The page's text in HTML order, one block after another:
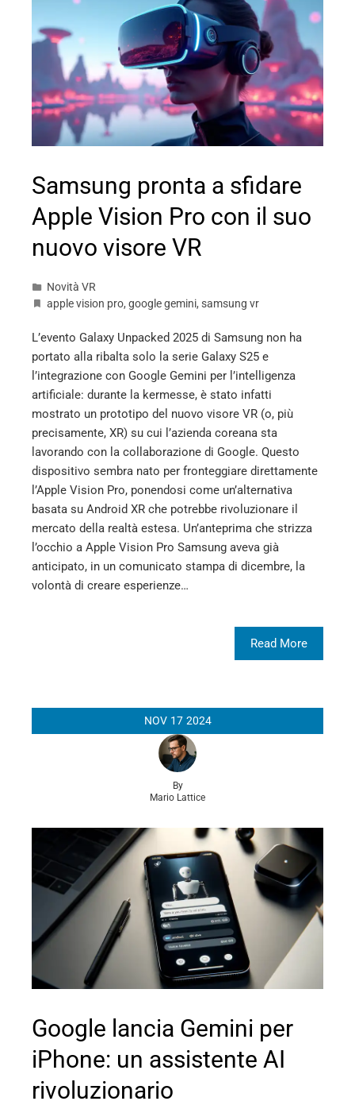
Samsung pronta a sfidare
Apple Vision Pro con il suo
nuovo visore VR
Novità VR
apple vision pro, google gemini, samsung vr
L’evento Galaxy Unpacked 2025 di Samsung non ha
portato alla ribalta solo la serie Galaxy S25 e
l’integrazione con Google Gemini per l’intelligenza
artificiale: durante la kermesse, è stato infatti
mostrato un prototipo del nuovo visore VR (o, più
precisamente, XR) su cui l’azienda coreana sta
lavorando con la collaborazione di Google. Questo
dispositivo sembra nato per fronteggiare direttamente
l’Apple Vision Pro, ponendosi come un’alternativa
basata su Android XR che potrebbe rivoluzionare il
mercato della realtà estesa. Un’anteprima che strizza
l’occhio a Apple Vision Pro Samsung aveva già
anticipato, in un comunicato stampa di dicembre, la
volontà di creare esperienze…
Read More
NOV 17 2024
By
Mario Lattice
Google lancia Gemini per
iPhone: un assistente AI
rivoluzionario